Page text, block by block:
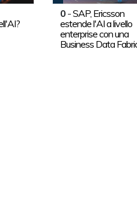
0 -SAP, Ericsson
estende l'AI a livello
enterprise con una
Business Data